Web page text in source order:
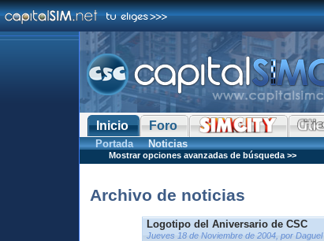
Inicio Foro
Portada Noticias
Mostrar opciones avanzadas de búsqueda >>
Archivo de noticias
Logotipo del Aniversario de CSC
Jueves 18 de Noviembre de 2004, por Daguel